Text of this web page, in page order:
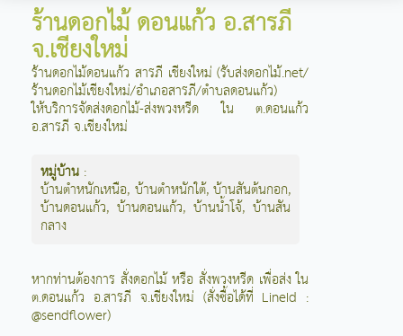
ร้านดอกไม้ ดอนแก้ว อ.สารภี
จ.เชียงใหม่
ร้านดอกไม้ดอนแก้ว สารภี เชียงใหม่ (รับส่งดอกไม้.net/
ร้านดอกไม้เชียงใหม่/อำเภอสารภี/ตำบลดอนแก้ว)
ให้บริการจัดส่งดอกไม้-ส่งพวงหรีด ใน ต.ดอนแก้ว
อ.สารภี จ.เชียงใหม่
หมู่บ้าน :
บ้านตำหนักเหนือ, บ้านตำหนักใต้,บ้านสันต้นกอก,
บ้านดอนแก้ว,บ้านดอนแก้ว,บ้านน้ำโจ้,บ้านสัน
กลาง
หากท่านต้องการ สั่งดอกไม้ หรือ สั่งพวงหรีด เพื่อส่ง ใน
ต.ดอนแก้ว อ.สารภี จ.เชียงใหม่ (สั่งซื้อได้ที่ LineId :
@sendflower)